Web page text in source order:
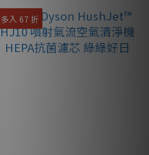
多入 67 折